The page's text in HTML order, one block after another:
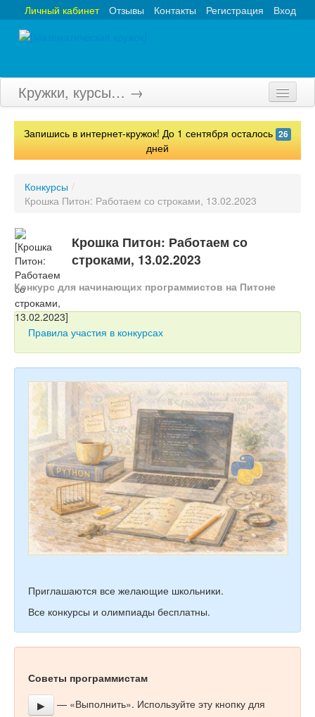
Вход
Регистрация
Контакты
Отзывы
Личный кабинет
Кружки, курсы… →
Главная
Олимпиады
Турниры
Конкурсы
Вебинары
Тесты
Учитель
Запишись в интернет-кружок! До 1 сентября осталось 26
дней
Конкурсы /
Крошка Питон: Работаем со строками, 13.02.2023
Крошка Питон: Работаем со
строками, 13.02.2023
Конкурс для начинающих программистов на Питоне
Правила участия в конкурсах
Приглашаются все желающие школьники.
Все конкурсы и олимпиады бесплатны.
Советы программистам
▶
— «Выполнить». Используйте эту кнопку для